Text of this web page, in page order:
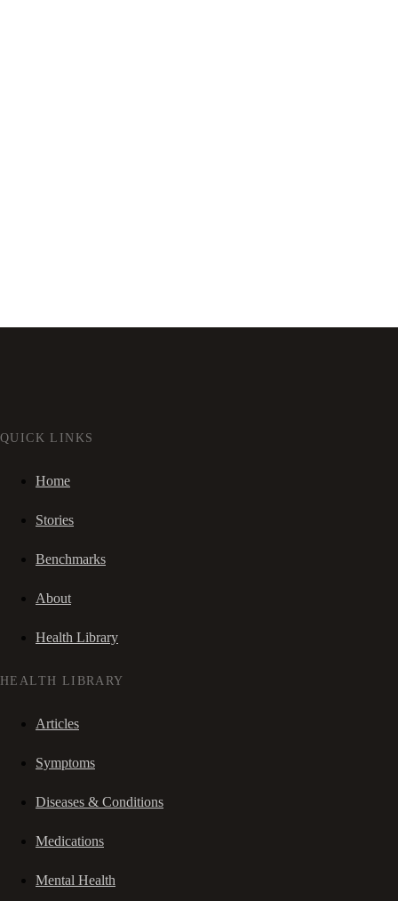
QUICK LINKS
Home
Stories
Benchmarks
About
Health Library
HEALTH LIBRARY
Articles
Symptoms
Diseases & Conditions
Medications
Mental Health